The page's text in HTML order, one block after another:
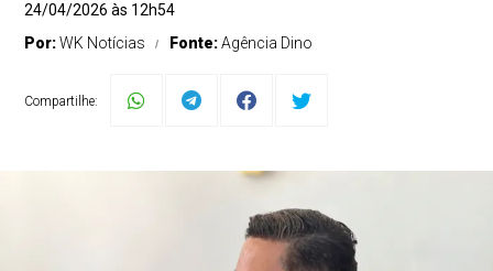
24/04/2026 às 12h54
Por:WK Notícias Fonte:Agência Dino
Compartilhe: